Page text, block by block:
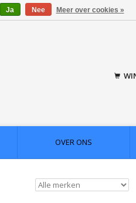
OVER ONS
Ja Nee Meer over cookies »